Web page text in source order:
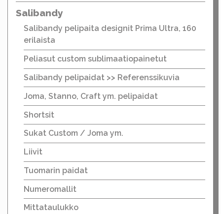
Salibandy
Salibandy pelipaita designit Prima Ultra, 160
erilaista
Peliasut custom sublimaatiopainetut
Salibandy pelipaidat >> Referenssikuvia
Joma, Stanno, Craft ym. pelipaidat
Shortsit
Sukat Custom / Joma ym.
Liivit
Tuomarin paidat
Numeromallit
Mittataulukko